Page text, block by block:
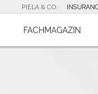
PIELA & CO.
FACHMAGAZIN